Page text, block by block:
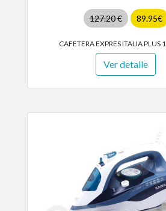
127.20€ 89.95€
CAFETERA EXPRES ITALIA PLUS
Ver detalle